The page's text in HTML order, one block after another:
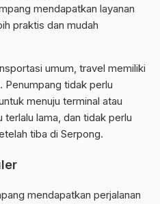
mendapatkan layanan
praktis dan mudah
umum, travel memiliki
Penumpang tidak perlu
menuju terminal atau
lama, dan tidak perlu
tiba di Serpong.
mendapatkan perjalanan